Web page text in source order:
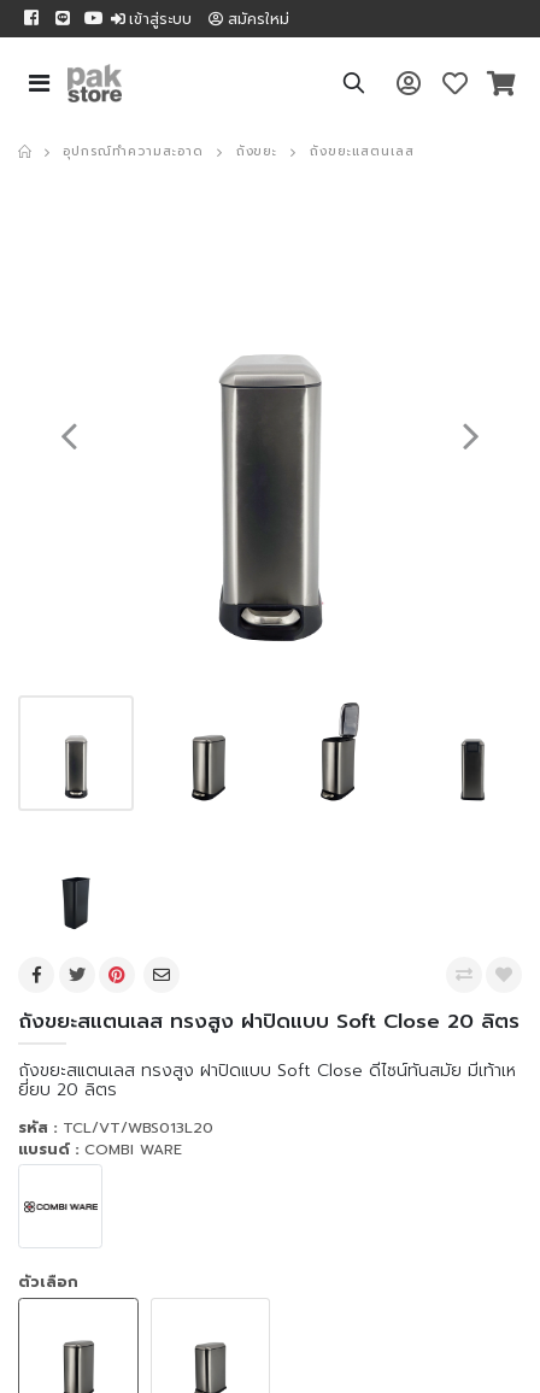
เข้าสู่ระบบ สมัครใหม่
อุปกรณ์ทำความสะอาด ถังขยะ ถังขยะแสตนเลส
ถังขยะสแตนเลส ทรงสูง ฝาปิดแบบ Soft Close 20 ลิตร
ถังขยะสแตนเลส ทรงสูง ฝาปิดแบบ Soft Close ดีไซน์ทันสมัย มีเท้าเห
ยี่ยบ 20 ลิตร
รหัส : TCL/VT/WBS013L20
แบรนด์ : COMBI WARE
ตัวเลือก